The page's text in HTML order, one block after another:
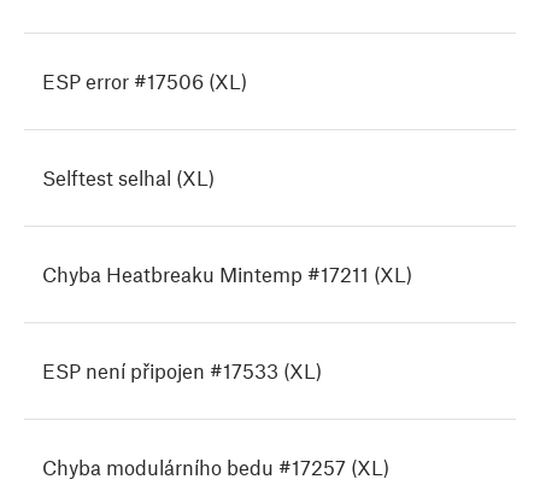
ESP error #17506 (XL)
Selftest selhal (XL)
Chyba Heatbreaku Mintemp #17211 (XL)
ESP není připojen #17533 (XL)
Chyba modulárního bedu #17257 (XL)